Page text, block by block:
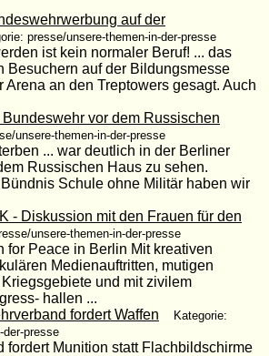
auf der
presse/unsere-themen-in-der-presse
ist kein normaler Beruf! ... das
Besuchern auf der Bildungsmesse
Arena an den Treptowers gesagt. Auch
vor dem Russischen
unsere-themen-in-der-presse
... war deutlich in der Berliner
Russischen Haus zu sehen.
Schule ohne Militär haben wir
- Diskussion mit den Frauen für den
unsere-themen-in-der-presse
for Peace in Berlin Mit kreativen
Medienauftritten, mutigen
und mit zivilem
hallen ...
fordert Waffen
Kategorie:
der-presse
fordert Munition statt Flachbildschirme